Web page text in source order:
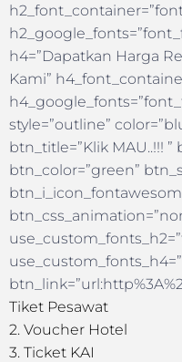
h4=”Dapatkan Harga
Kami”
style=”outline”
btn_title=”Klik MAU..!!! ”
btn_color=”green”
Tiket Pesawat
2. Voucher Hotel
3. Ticket KAI